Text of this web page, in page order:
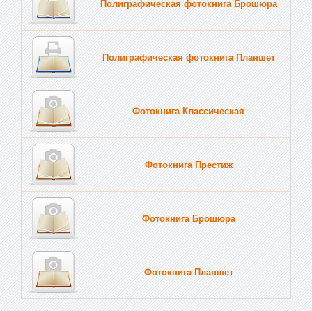
Полиграфическая фотокнига Брошюра
Полиграфическая фотокнига Планшет
Фотокнига Классическая
Фотокнига Престиж
Фотокнига Брошюра
Фотокнига Планшет